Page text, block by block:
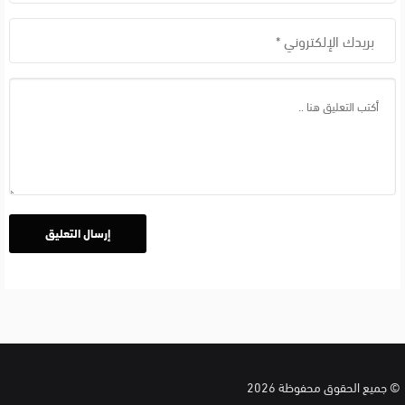
© جميع الحقوق محفوظة 2026